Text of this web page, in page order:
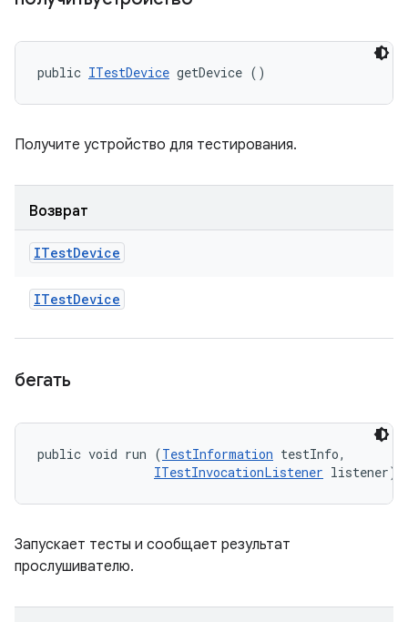
public ITestDevice getDevice ()
Получите устройство для тестирования.
Возврат
ITestDevice
ITestDevice
бегать
public void run (TestInformation testInfo,
ITestInvocationListener listener)
Запускает тесты и сообщает результат
прослушивателю.